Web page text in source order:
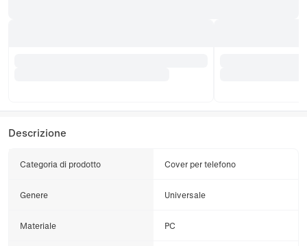
Descrizione
Categoria di prodotto Cover per telefono
Genere Universale
Materiale PC